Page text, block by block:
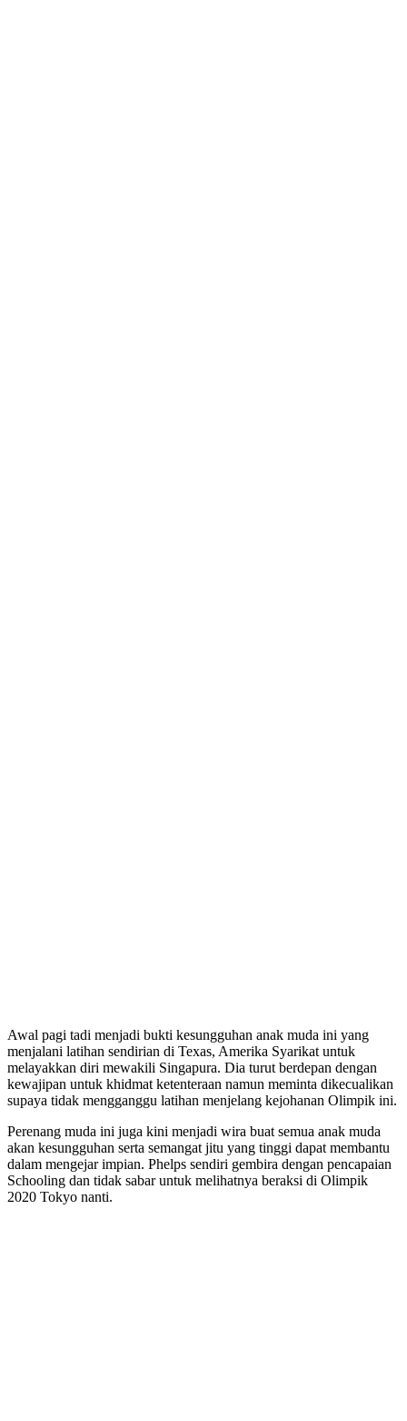
Awal pagi tadi menjadi bukti kesungguhan anak muda ini yang
menjalani latihan sendirian di Texas, Amerika Syarikat untuk
melayakkan diri mewakili Singapura. Dia turut berdepan dengan
kewajipan untuk khidmat ketenteraan namun meminta dikecualikan
supaya tidak mengganggu latihan menjelang kejohanan Olimpik ini.
Perenang muda ini juga kini menjadi wira buat semua anak muda
akan kesungguhan serta semangat jitu yang tinggi dapat membantu
dalam mengejar impian. Phelps sendiri gembira dengan pencapaian
Schooling dan tidak sabar untuk melihatnya beraksi di Olimpik
2020 Tokyo nanti.